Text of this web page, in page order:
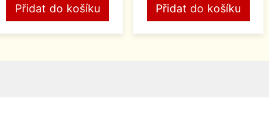
Přidat do košíku Přidat do košíku